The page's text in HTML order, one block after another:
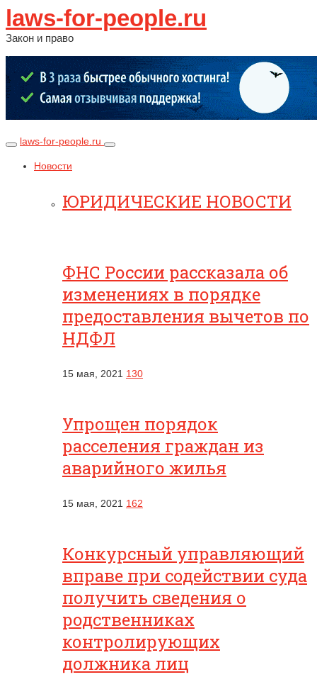
laws-for-people.ru
Закон и право
laws-for-people.ru
Новости
ЮРИДИЧЕСКИЕ НОВОСТИ
ФНС России рассказала об
изменениях в порядке
предоставления вычетов по
НДФЛ
15 мая, 2021 130
Упрощен порядок
расселения граждан из
аварийного жилья
15 мая, 2021 162
Конкурсный управляющий
вправе при содействии суда
получить сведения о
родственниках
контролирующих
должника лиц